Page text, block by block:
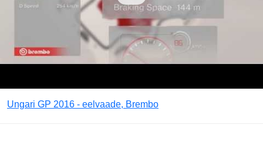
Ungari GP 2016 - eelvaade, Brembo